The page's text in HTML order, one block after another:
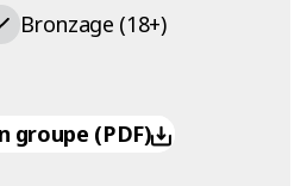
Bronzage (18+)
groupe (PDF)